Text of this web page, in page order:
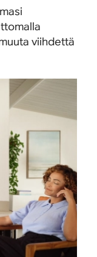
viihdettä